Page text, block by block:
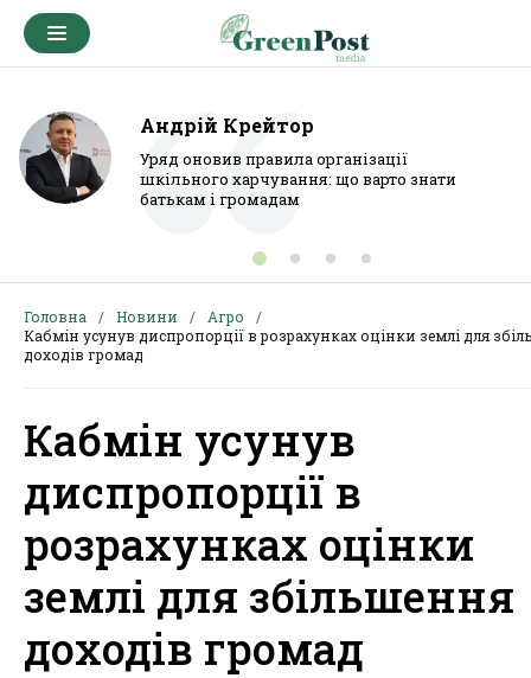
Андрій Крейтор
Уряд оновив правила організації
шкільного харчування: що варто знати
батькам і громадам
Головна Новини
Агро
Кабмін усунув диспропорції в розрахунках оцінки землі для
доходів громад
Кабмін усунув
диспропорції в
розрахунках оцінки
землі для збільшення
доходів громад